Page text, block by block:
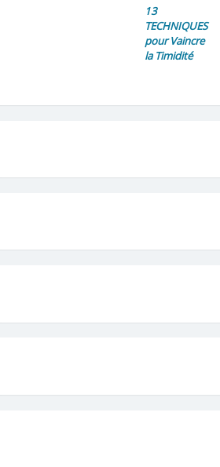
13
TECHNIQUES
pour Vaincre
la Timidité